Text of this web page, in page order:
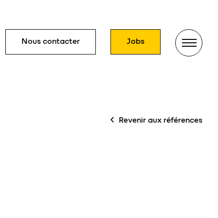
Nous contacter
Jobs
Menu
Revenir aux références